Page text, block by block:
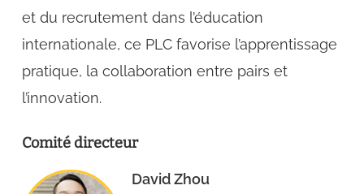
et du recrutement dans l’éducation
internationale, ce PLC favorise l’apprentissage
pratique, la collaboration entre pairs et
l’innovation.
Comité directeur
David Zhou